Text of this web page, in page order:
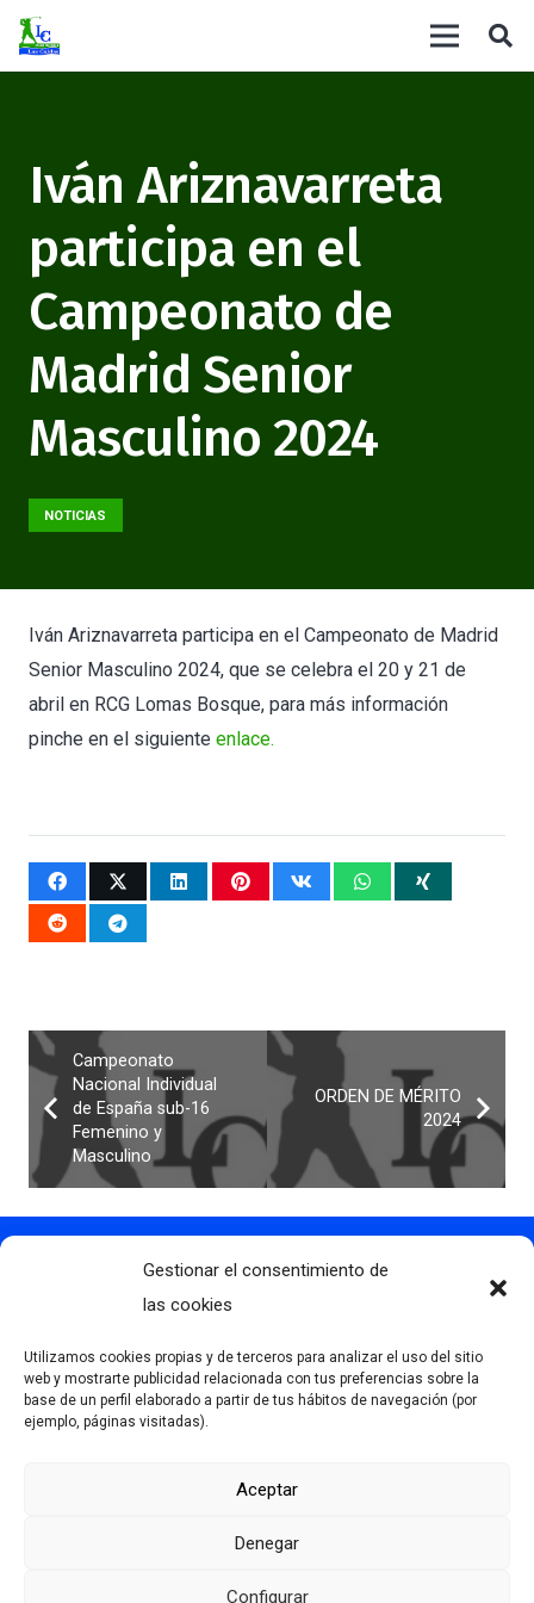
Gestionar el consentimiento de
las cookies
Utilizamos cookies propias y de terceros para analizar el uso del sitio
web y mostrarte publicidad relacionada con tus preferencias sobre la
base de un perfil elaborado a partir de tus hábitos de navegación (por
ejemplo, páginas visitadas).
Aceptar
Denegar
Configurar
Iván Ariznavarreta
participa en el
Campeonato de
Madrid Senior
Masculino 2024
NOTICIAS
Iván Ariznavarreta participa en el Campeonato de Madrid
Senior Masculino 2024, que se celebra el 20 y 21 de
abril en RCG Lomas Bosque, para más información
pinche en el siguiente enlace.
Campeonato
Nacional Individual
de España sub-16
Femenino y
Masculino
ORDEN DE MÉRITO
2024
Contacto
info@clubdegolflascaldas.com
681 163 108
La Premaña s/n, 33174, Oviedo, España
Más información